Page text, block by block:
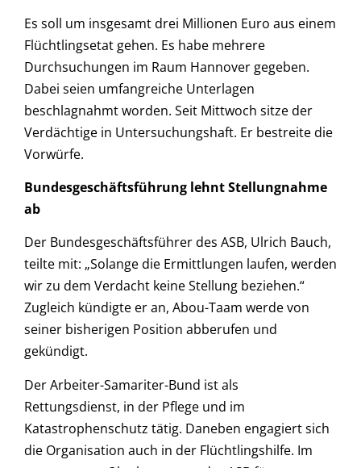
Es soll um insgesamt drei Millionen Euro aus einem
Flüchtlingsetat gehen. Es habe mehrere
Durchsuchungen im Raum Hannover gegeben.
Dabei seien umfangreiche Unterlagen
beschlagnahmt worden. Seit Mittwoch sitze der
Verdächtige in Untersuchungshaft. Er bestreite die
Vorwürfe.
Bundesgeschäftsführung lehnt Stellungnahme
ab
Der Bundesgeschäftsführer des ASB, Ulrich Bauch,
teilte mit: „Solange die Ermittlungen laufen, werden
wir zu dem Verdacht keine Stellung beziehen.“
Zugleich kündigte er an, Abou-Taam werde von
seiner bisherigen Position abberufen und
gekündigt.
Der Arbeiter-Samariter-Bund ist als
Rettungsdienst, in der Pflege und im
Katastrophenschutz tätig. Daneben engagiert sich
die Organisation auch in der Flüchtlingshilfe. Im